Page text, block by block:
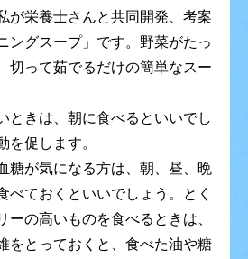
が栄養士さんと共同開発、考案
ングスープ」です。野菜がたっ
切って茹でるだけの簡単なスー
きは、朝に食べるといいでし
を促します。
糖が気になる方は、朝、昼、晩
べておくといいでしょう。とく
ーの高いものを食べるときは、
をとっておくと、食べた油や糖